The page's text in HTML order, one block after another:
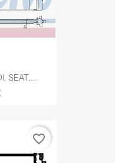
SEAT,...
favorite_border